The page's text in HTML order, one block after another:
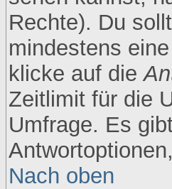
Rechte). Du
mindestens
klicke auf die
Zeitlimit für die
Umfrage. Es
Nach oben